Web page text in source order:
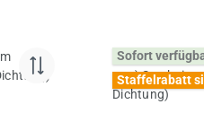
und
FDA & NSF/
metrische und
Sofort
Staffelrabatt